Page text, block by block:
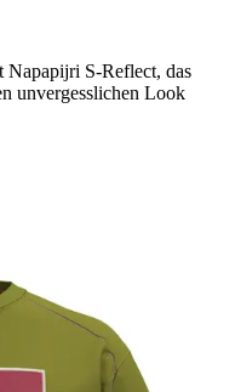
Napapijri S-Reflect, das
unvergesslichen Look